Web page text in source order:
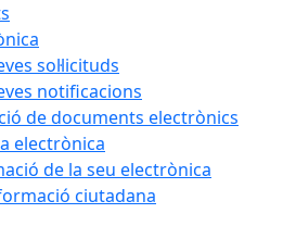
sol·licituds
notificacions
de documents electrònics
electrònica
de la seu electrònica
ciutadana